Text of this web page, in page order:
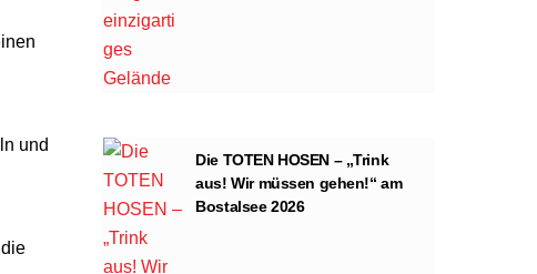
und
von YouTube.
Die TOTEN HOSEN – „Trink
aus! Wir müssen gehen!“ am
Bostalsee 2026